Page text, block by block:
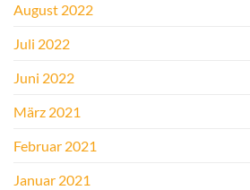
August 2022
Juli 2022
Juni 2022
März 2021
Februar 2021
Januar 2021